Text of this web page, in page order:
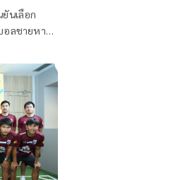
นเลือก
อลชายหาด